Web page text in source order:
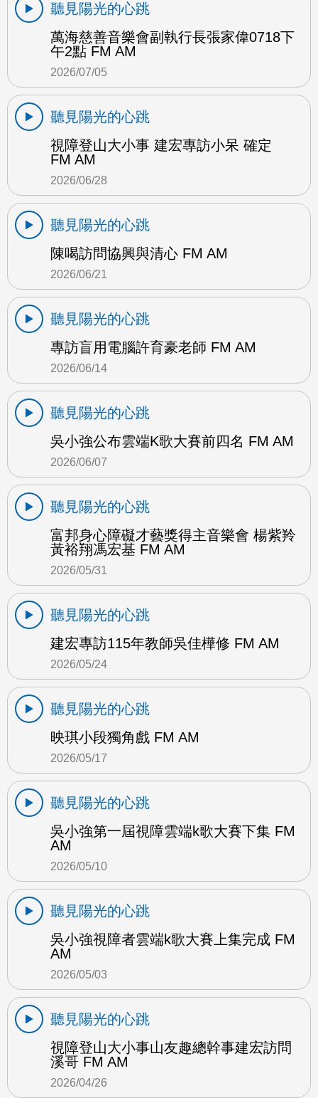
聽見陽光的心跳
萬海慈善音樂會副執行長張家偉0718下
午2點 FM AM
2026/07/05
聽見陽光的心跳
視障登山大小事 建宏專訪小呆 確定
FM AM
2026/06/28
聽見陽光的心跳
陳喝訪問協興與清心 FM AM
2026/06/21
聽見陽光的心跳
專訪盲用電腦許育豪老師 FM AM
2026/06/14
聽見陽光的心跳
吳小強公布雲端K歌大賽前四名 FM AM
2026/06/07
聽見陽光的心跳
富邦身心障礙才藝獎得主音樂會 楊紫羚
黃裕翔馮宏基 FM AM
2026/05/31
聽見陽光的心跳
建宏專訪115年教師吳佳樺修 FM AM
2026/05/24
聽見陽光的心跳
映琪小段獨角戲 FM AM
2026/05/17
聽見陽光的心跳
吳小強第一屆視障雲端k歌大賽下集 FM
AM
2026/05/10
聽見陽光的心跳
吳小強視障者雲端k歌大賽上集完成 FM
AM
2026/05/03
聽見陽光的心跳
視障登山大小事山友趣總幹事建宏訪問
溪哥 FM AM
2026/04/26